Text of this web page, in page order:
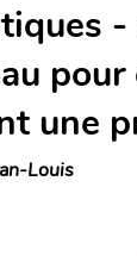
pour
une
Louis